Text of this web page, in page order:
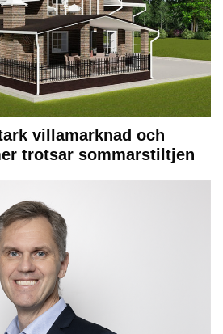
villamarknad och
trotsar sommarstiltjen